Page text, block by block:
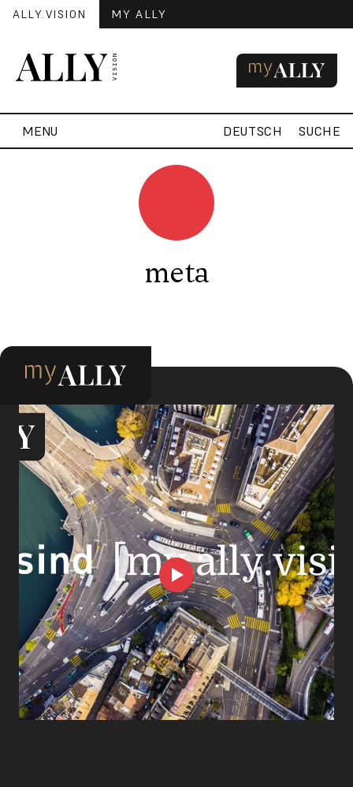
ALLY.VISION MY ALLY
MENU DEUTSCH SUCHE
meta